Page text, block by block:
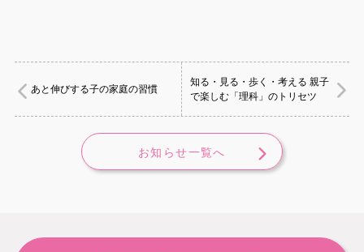
あと伸びする子の家庭の習慣
知る・見る・歩く・考える 親子
で楽しむ「理科」のトリセツ
お知らせ一覧へ